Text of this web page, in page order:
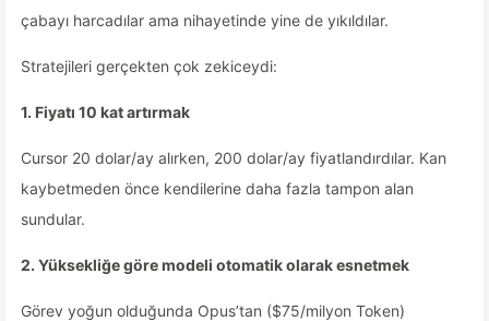
çabayı harcadılar ama nihayetinde yine de yıkıldılar.
Stratejileri gerçekten çok zekiceydi:
1. Fiyatı 10 kat artırmak
Cursor 20 dolar/ay alırken, 200 dolar/ay fiyatlandırdılar. Kan
kaybetmeden önce kendilerine daha fazla tampon alan
sundular.
2. Yüksekliğe göre modeli otomatik olarak esnetmek
Görev yoğun olduğunda Opus’tan ($75/milyon Token)